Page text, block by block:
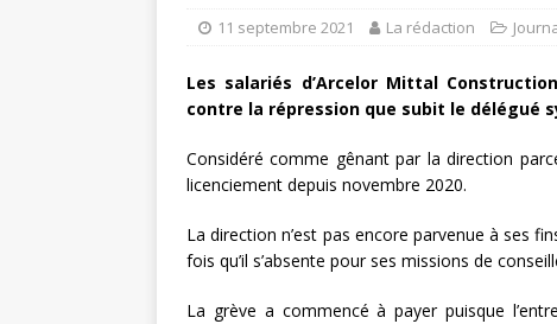
11 septembre 2021 La rédaction
Les salariés d’Arcelor Mittal
contre la répression que subit le délégué
Considéré comme gênant par la direction
licenciement depuis novembre 2020.
La direction n’est pas encore parvenue à ses
fois qu’il s’absente pour ses missions de
La grève a commencé à payer puisque